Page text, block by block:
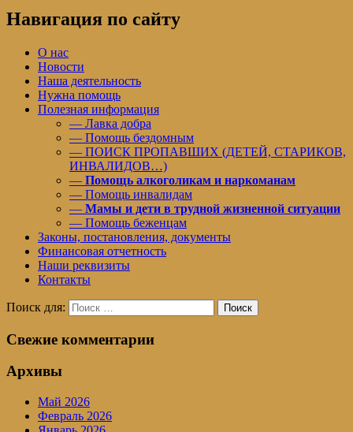
Навигация по сайту
О нас
Новости
Наша деятельность
Нужна помощь
Полезная информация
— Лавка добра
— Помощь бездомным
— ПОИСК ПРОПАВШИХ (ДЕТЕЙ, СТАРИКОВ,
ИНВАЛИДОВ…)
— Помощь алкоголикам и наркоманам
— Помощь инвалидам
— Мамы и дети в трудной жизненной ситуации
— Помощь беженцам
Законы, постановления, документы
Финансовая отчетность
Наши реквизиты
Контакты
Поиск для: Поиск
Свежие комментарии
Архивы
Май 2026
Февраль 2026